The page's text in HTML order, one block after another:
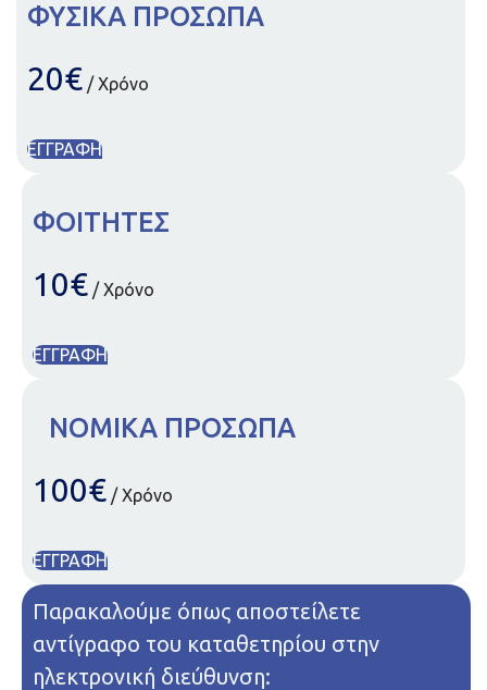
ΦΥΣΙΚΑ ΠΡΟΣΩΠΑ
20€ / Χρόνο
ΕΓΓΡΑΦΗ
ΦΟΙΤΗΤΕΣ
10€ / Χρόνο
ΕΓΓΡΑΦΗ
ΝΟΜΙΚΑ ΠΡΟΣΩΠΑ
100€ / Χρόνο
ΕΓΓΡΑΦΗ
Παρακαλούμε όπως αποστείλετε
αντίγραφο του καταθετηρίου στην
ηλεκτρονική διεύθυνση: